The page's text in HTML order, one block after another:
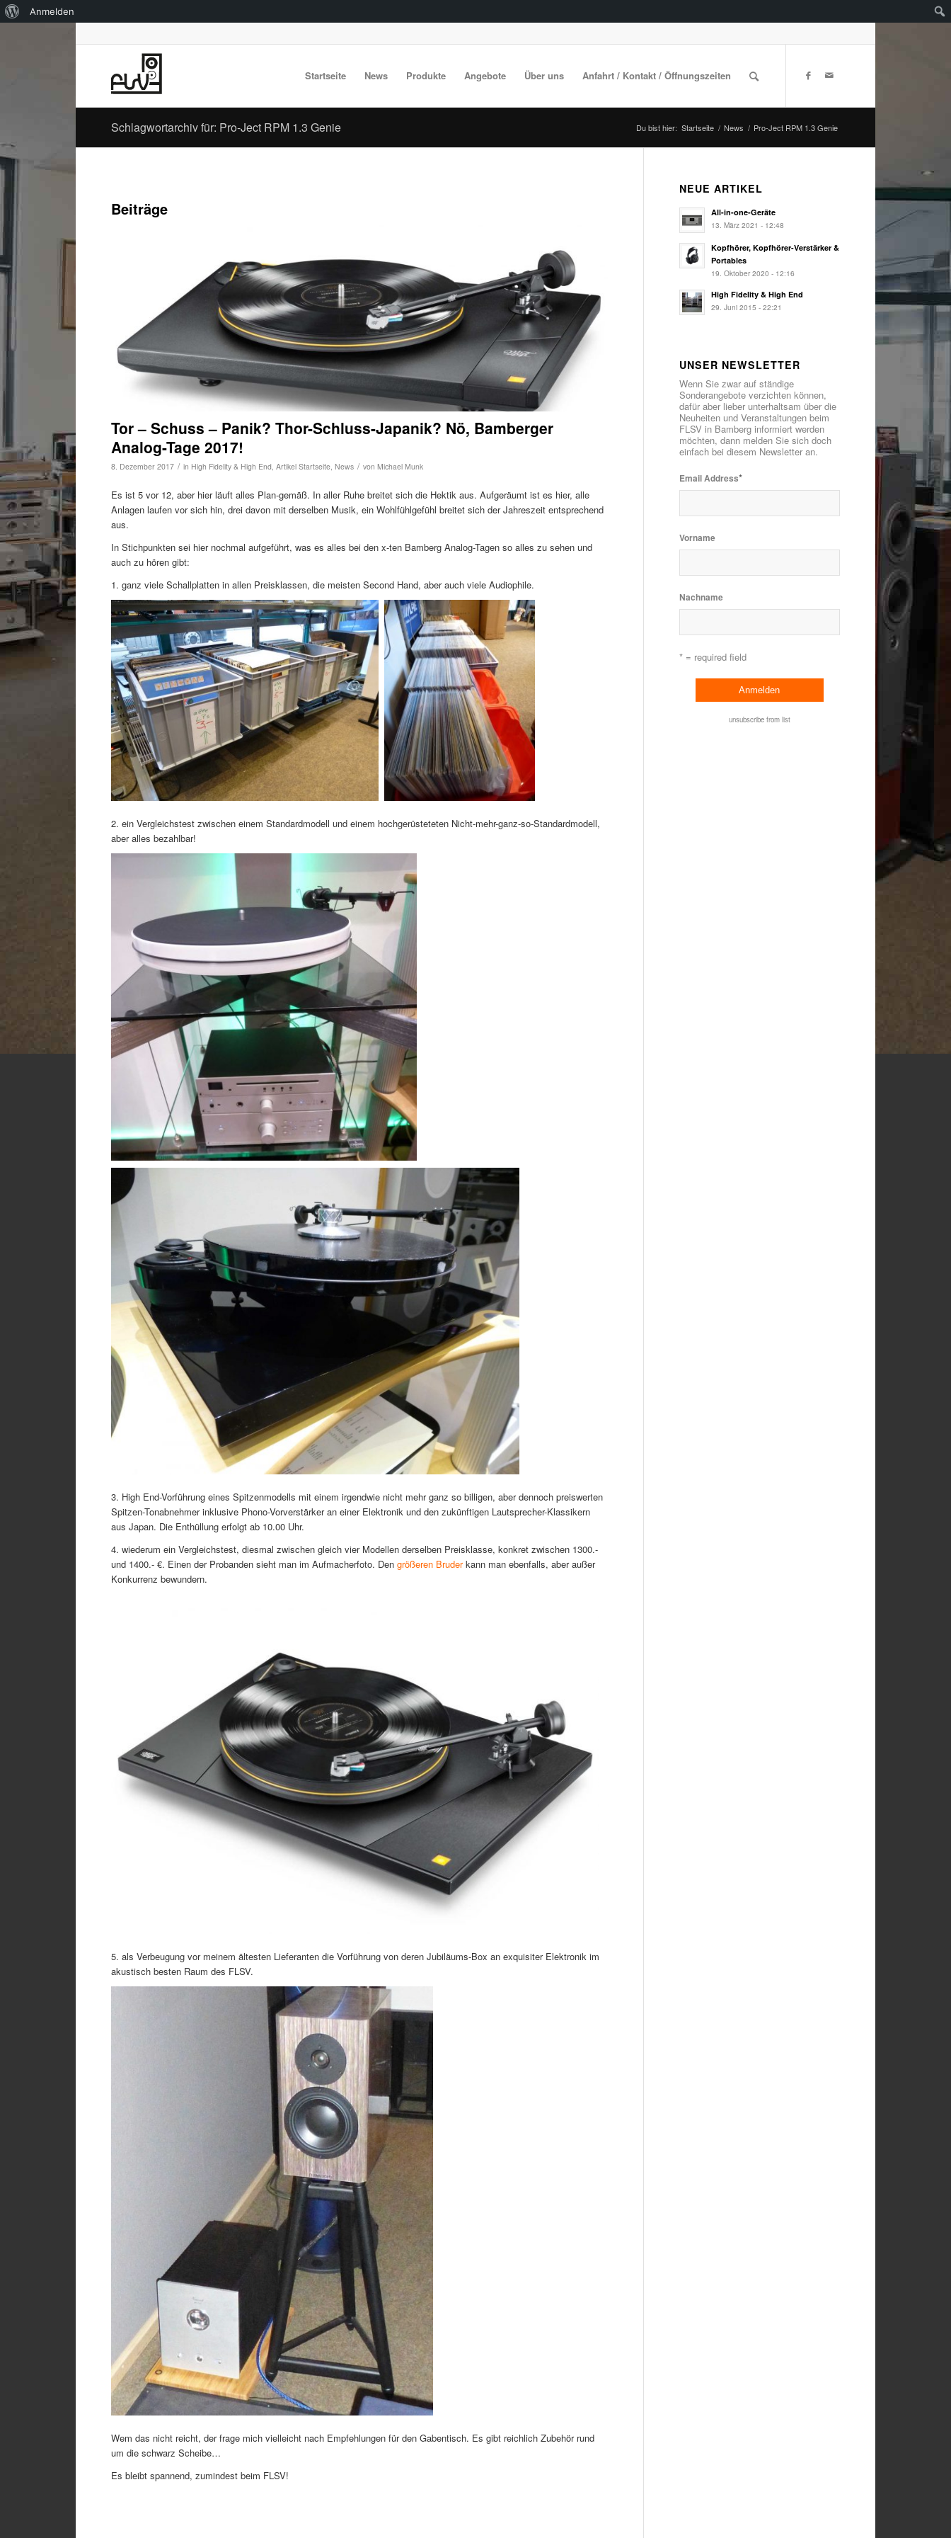
Über
Anmelden
Startseite News Produkte Angebote Über uns Anfahrt / Kontakt / Öffnungszeiten
Schlagwortarchiv für: Pro-Ject RPM 1.3 Genie Du bist hier: Startseite / News / Pro-Ject RPM 1.3 Genie
Beiträge
Tor – Schuss – Panik? Thor-Schluss-Japanik? Nö, Bamberger
Analog-Tage 2017!
8. Dezember 2017 / in High Fidelity & High End Artikel Startseite News / von Michael Munk
Es ist 5 vor 12, aber hier läuft alles Plan-gemäß. In aller Ruhe breitet sich die Hektik aus. Aufgeräumt ist es hier, alle
Anlagen laufen vor sich hin, drei davon mit derselben Musik, ein Wohlfühlgefühl breitet sich der Jahreszeit entsprechend
aus.
In Stichpunkten sei hier nochmal aufgeführt, was es alles bei den x-ten Bamberg Analog-Tagen so alles zu sehen und
auch zu hören gibt:
1. ganz viele Schallplatten in allen Preisklassen, die meisten Second Hand, aber auch viele Audiophile.
2. ein Vergleichstest zwischen einem Standardmodell und einem hochgerüsteteten Nicht-mehr-ganz-so-Standardmodell,
aber alles bezahlbar!
3. High End-Vorführung eines Spitzenmodells mit einem irgendwie nicht mehr ganz so billigen, aber dennoch preiswerten
Spitzen-Tonabnehmer inklusive Phono-Vorverstärker an einer Elektronik und den zukünftigen Lautsprecher-Klassikern
aus Japan. Die Enthüllung erfolgt ab 10.00 Uhr.
4. wiederum ein Vergleichstest, diesmal zwischen gleich vier Modellen derselben Preisklasse, konkret zwischen 1300.-
und 1400.- €. Einen der Probanden sieht man im Aufmacherfoto. Den größeren Bruderkann man ebenfalls, aber außer
Konkurrenz bewundern.
5. als Verbeugung vor meinem ältesten Lieferanten die Vorführung von deren Jubiläums-Box an exquisiter Elektronik im
akustisch besten Raum des FLSV.
Wem das nicht reicht, der frage mich vielleicht nach Empfehlungen für den Gabentisch. Es gibt reichlich Zubehör rund
um die schwarz Scheibe…
Es bleibt spannend, zumindest beim FLSV!
NEUE ARTIKEL
All-in-one-Geräte
13. März 2021 - 12:48
Kopfhörer, Kopfhörer-Verstärker &
Portables
19. Oktober 2020 - 12:16
High Fidelity & High End
29. Juni 2015 - 22:21
UNSER NEWSLETTER
Wenn Sie zwar auf ständige
Sonderangebote verzichten können,
dafür aber lieber unterhaltsam über die
Neuheiten und Veranstaltungen beim
FLSV in Bamberg informiert werden
möchten, dann melden Sie sich doch
einfach bei diesem Newsletter an.
Email Address*
Vorname
Nachname
* = required field
unsubscribe from list